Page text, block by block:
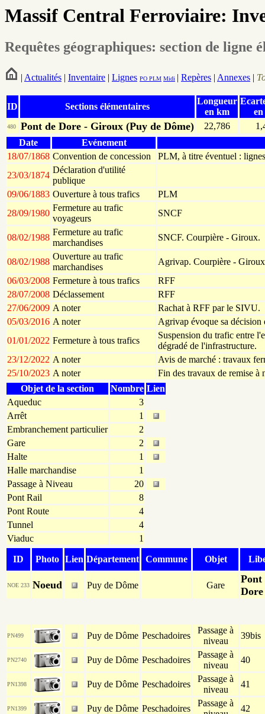
Massif Central Ferroviaire:
Requêtes géographiques: section de ligne
| Actualités | Inventaire | Lignes PO PLM Midi | Repères | Annexes |
ID Sections élémentaires
Longueur
en km
480 Pont de Dore - Giroux (Puy de Dôme) 22,786
Date
Evénement
18/07/1868 Convention de concession
PLM, à titre éventuel :
23/03/1874
Déclaration d'utilité
publique
09/06/1883 Ouverture à tous trafics
PLM
28/09/1980
Fermeture au trafic
voyageurs
SNCF
08/02/1988
Fermeture au trafic
marchandises
SNCF. Courpière - Giroux.
08/02/1988
Ouverture au trafic
marchandises
Agrivap. Courpière -
06/03/2008 Fermeture à tous trafics
RFF
28/07/2008 Déclassement
RFF
27/06/2009 A noter
Rachat à RFF par le SIVU.
05/03/2016 A noter
Agrivap évoque sa décision
01/01/2022 Fermeture à tous trafics
Suspension du trafic entre
dégradé de l'infrastructure.
23/12/2022 A noter
Avis de marché : travaux
25/10/2023 A noter
Fin des travaux de remise
Objet de la section
Nombre Lien
Aqueduc
3
Arrêt
1
Embranchement particulier
2
Gare
2
Halte
1
Halle marchandise
1
Passage à Niveau
20
Pont Rail
8
Pont Route
4
Tunnel
4
Viaduc
1
ID Photo Lien Département Commune Objet
NOE 233 Noeud Puy de Dôme Gare
Pont
Dore
PN499 Puy de Dôme Peschadoires
Passage à
niveau
39bis
PN2740 Puy de Dôme Peschadoires
Passage à
niveau
40
PN1398 Puy de Dôme Peschadoires
Passage à
niveau
41
PN1399 Puy de Dôme Peschadoires
Passage à
42